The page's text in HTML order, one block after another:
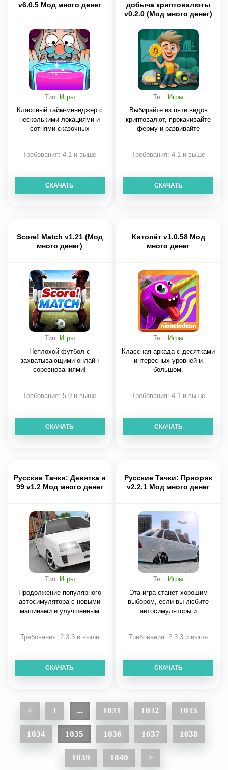
v6.0.5 Мод много денег
Тип: Игры
Классный тайм-менеджер с
несколькими локациями и
сотнями сказочных
Требования: 4.1 и выше
СКАЧАТЬ
добыча криптовалюты
v0.2.0 (Мод много денег)
Тип: Игры
Выбирайте из пяти видов
криптовалют, прокачивайте
ферму и развивайте
Требования: 4.1 и выше
СКАЧАТЬ
Score! Match v1.21 (Мод
много денег)
Тип: Игры
Неплохой футбол с
захватывающими онлайн
соревнованиями!
Требования: 5.0 и выше
СКАЧАТЬ
Китолёт v1.0.58 Мод
много денег
Тип: Игры
Классная аркада с десятками
интересных уровней и
большом.
Требования: 4.1 и выше
СКАЧАТЬ
Русские Тачки: Девятка и
99 v1.2 Мод много денег
Тип: Игры
Продолжение популярного
автосимулятора с новыми
машинами и улучшенным
Требования: 2.3.3 и выше
СКАЧАТЬ
Русские Тачки: Приорик
v2.2.1 Мод много денег
Тип: Игры
Эта игра станет хорошим
выбором, если вы любите
автосимуляторы и
Требования: 2.3.3 и выше
СКАЧАТЬ
< 1 ... 1031 1032 1033
1034 1035 1036 1037 1038
1039 1040 >